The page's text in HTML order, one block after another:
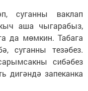
суганны ваклап
аша чыгарабыз,
да мөмкин. Табага
суганны тезәбез.
сибәбез
дигәндә запеканка